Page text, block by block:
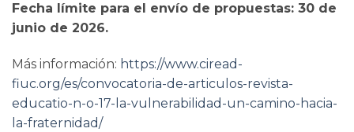
Fecha límite para el envío de propuestas: 30 de
junio de 2026.
Más información: https://www.ciread-
fiuc.org/es/convocatoria-de-articulos-revista-
educatio-n-o-17-la-vulnerabilidad-un-camino-hacia-
la-fraternidad/